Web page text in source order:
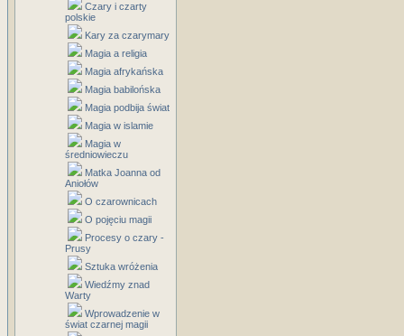
Czary i czarty
polskie
Kary za czarymary
Magia a religia
Magia afrykańska
Magia babilońska
Magia podbija świat
Magia w islamie
Magia w
średniowieczu
Matka Joanna od
Aniołów
O czarownicach
O pojęciu magii
Procesy o czary -
Prusy
Sztuka wróżenia
Wiedźmy znad
Warty
Wprowadzenie w
świat czarnej magii